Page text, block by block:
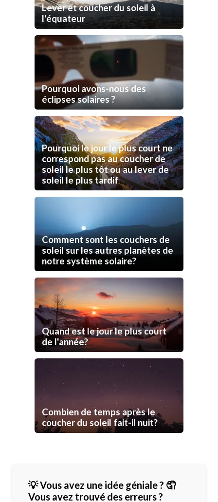
Lever et coucher du soleil à
l'équateur
Pourquoi avons-nous des
éclipses solaires ?
Pourquoi le jour le plus court ne
correspond pas au coucher de
soleil le plus tôt ou au lever de
soleil le plus tardif
Comment sont les couchers de
soleil sur les autres planètes de
notre système solaire?
Quand est le jour le plus court
de l'année?
Combien de temps après le
coucher du soleil fait-il nuit?
💡 Vous avez une idée géniale ? 🤦
Vous avez trouvé des erreurs ?